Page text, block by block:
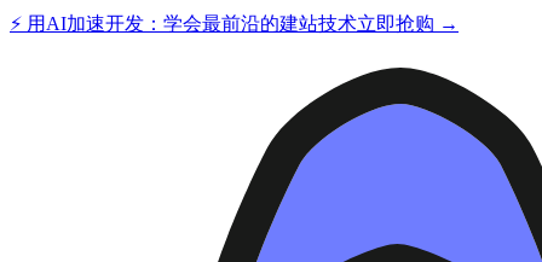
⚡ 用AI加速开发：学会最前沿的建站技术立即抢购 →